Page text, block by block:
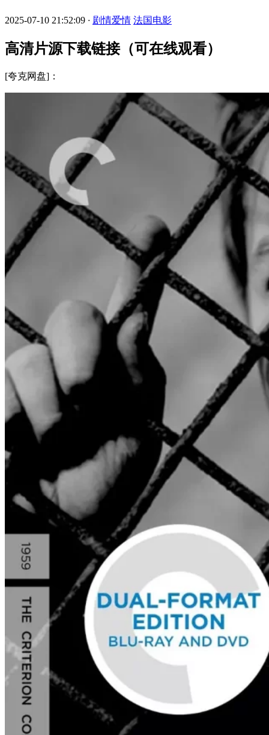
2025-07-10 21:52:09 · 剧情爱情 法国电影
高清片源下载链接（可在线观看）
[夸克网盘]：